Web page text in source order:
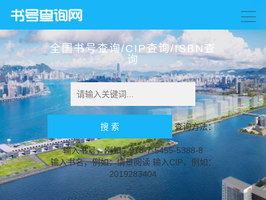
全国书号查询/CIP查询/ISBN查
询
查询方法：
输入书号，例如：978-7-5455-5388-8
输入书名，例如：情景阅读 输入CIP，例如：
2019283404